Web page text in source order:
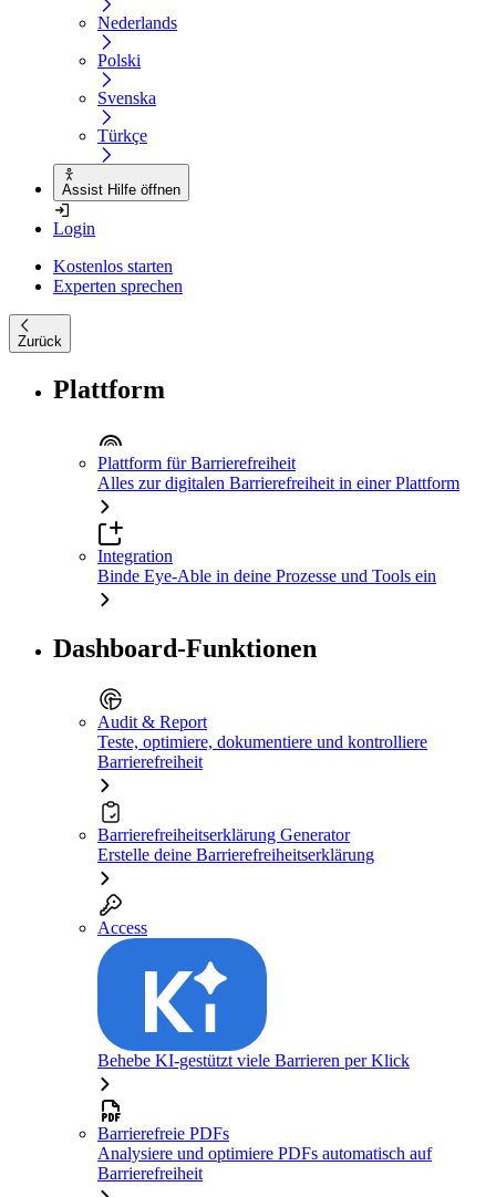
Nederlands
Polski
Svenska
Türkçe
Assist Hilfe öffnen
Login
Kostenlos starten
Experten sprechen
Zurück
Plattform
Plattform für Barrierefreiheit
Alles zur digitalen Barrierefreiheit in einer Plattform
Integration
Binde Eye-Able in deine Prozesse und Tools ein
Dashboard-Funktionen
Audit & Report
Teste, optimiere, dokumentiere und kontrolliere
Barrierefreiheit
Barrierefreiheitserklärung Generator
Erstelle deine Barrierefreiheitserklärung
Access
Behebe KI-gestützt viele Barrieren per Klick
Barrierefreie PDFs
Analysiere und optimiere PDFs automatisch auf
Barrierefreiheit